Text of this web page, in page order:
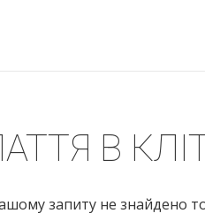
В
запиту не знайдено